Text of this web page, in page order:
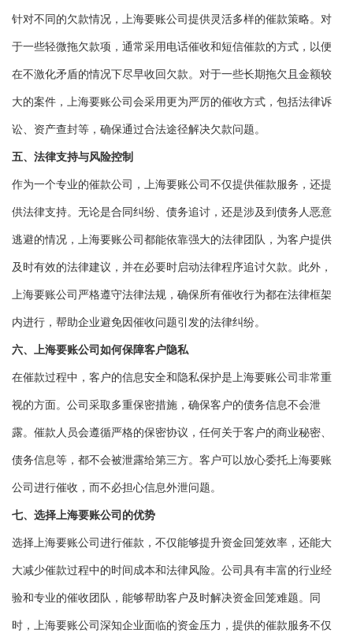
针对不同的欠款情况，上海要账公司提供灵活多样的催款策略。对
于一些轻微拖欠款项，通常采用电话催收和短信催款的方式，以便
在不激化矛盾的情况下尽早收回欠款。对于一些长期拖欠且金额较
大的案件，上海要账公司会采用更为严厉的催收方式，包括法律诉
讼、资产查封等，确保通过合法途径解决欠款问题。
五、法律支持与风险控制
作为一个专业的催款公司，上海要账公司不仅提供催款服务，还提
供法律支持。无论是合同纠纷、债务追讨，还是涉及到债务人恶意
逃避的情况，上海要账公司都能依靠强大的法律团队，为客户提供
及时有效的法律建议，并在必要时启动法律程序追讨欠款。此外，
上海要账公司严格遵守法律法规，确保所有催收行为都在法律框架
内进行，帮助企业避免因催收问题引发的法律纠纷。
六、上海要账公司如何保障客户隐私
在催款过程中，客户的信息安全和隐私保护是上海要账公司非常重
视的方面。公司采取多重保密措施，确保客户的债务信息不会泄
露。催款人员会遵循严格的保密协议，任何关于客户的商业秘密、
债务信息等，都不会被泄露给第三方。客户可以放心委托上海要账
公司进行催收，而不必担心信息外泄问题。
七、选择上海要账公司的优势
选择上海要账公司进行催款，不仅能够提升资金回笼效率，还能大
大减少催款过程中的时间成本和法律风险。公司具有丰富的行业经
验和专业的催收团队，能够帮助客户及时解决资金回笼难题。同
时，上海要账公司深知企业面临的资金压力，提供的催款服务不仅